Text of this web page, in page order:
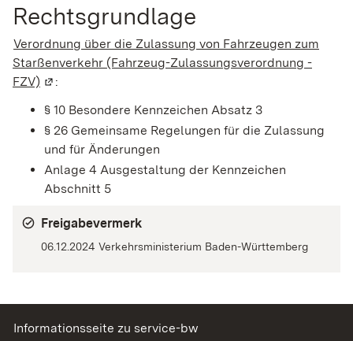
Rechtsgrundlage
Verordnung über die Zulassung von Fahrzeugen zum
Starßenverkehr (Fahrzeug-Zulassungsverordnung -
FZV) (Wird in einem neuen Fenster geöffnet)
:
§ 10 Besondere Kennzeichen Absatz 3
§ 26 Gemeinsame Regelungen für die Zulassung
und für Änderungen
Anlage 4 Ausgestaltung der Kennzeichen
Abschnitt 5
Freigabevermerk
06.12.2024 Verkehrsministerium Baden-Württemberg
Informationsseite zu service-bw